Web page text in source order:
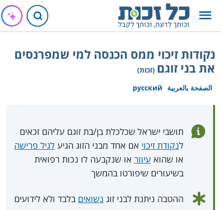
נקודות זיכוי ממס הכנסה למי שמפרנסים
את בני זוגם (זכות)
الصفحة بالعربية
русский
תושבי ישראל שכלכלת בן/בת זוגם עליהם זכאים
לנקודת זיכוי אם אחד מבני הזוג הגיע לגיל פרישה
או שהוא עיוור או שנקבעה לו נכות רפואית
בשיעורים שיפורטו בהמשך
ההטבה ניתנת לבני זוג נשואים בלבד ולא לידועים